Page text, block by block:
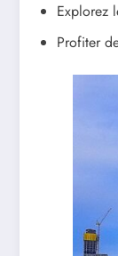
Explorez
Profiter